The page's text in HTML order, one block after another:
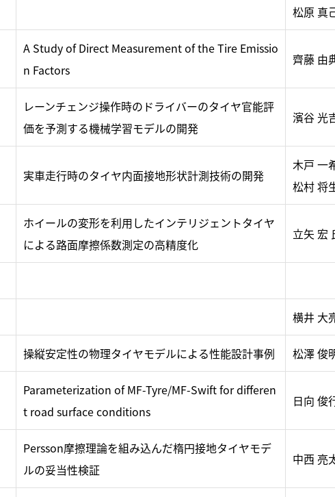
松原 真
A Study of Direct Measurement of the Tire Emissio
n Factors
齊藤 由
レーンチェンジ操作時のドライバーのタイヤ官能評
価を予測する機械学習モデルの開発
濱谷 光
実車走行時のタイヤ内面接地形状計測技術の開発
木戸 一
松村 将
ホイールの変形を利用したインテリジェントタイヤ
による路面摩擦係数測定の高精度化
立矢 宏
横井 大
操縦安定性の物理タイヤモデルによる性能設計事例 松澤 俊
Parameterization of MF-Tyre/MF-Swift for differen
t road surface conditions
日向 俊
Persson摩擦理論を組み込んだ楕円接地タイヤモデ
ルの妥当性検証
中西 亮